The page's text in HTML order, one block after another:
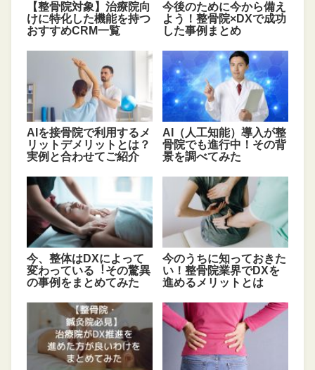
【整骨院対象】治療院向
けに特化した機能を持つ
おすすめCRM一覧
今後のために今から備え
よう！整骨院×DXで成功
した事例まとめ
AIを接骨院で利用するメ
リットデメリットとは？
実例と合わせてご紹介
AI（人工知能）導入が整
骨院でも進行中！その背
景を調べてみた
今、整体はDXによって
変わっている︕その驚異
の事例をまとめてみた
今のうちに知っておきた
い！整骨院業界でDXを
進めるメリットとは